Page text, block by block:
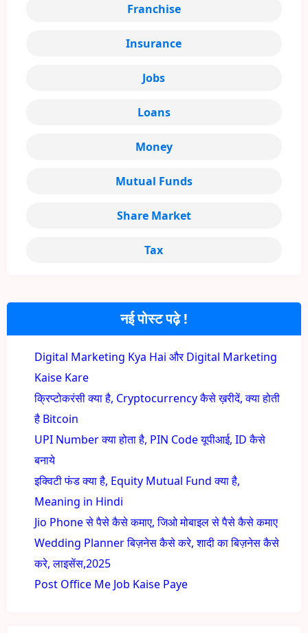
नई पोस्ट पढ़े !
Digital Marketing Kya Hai और Digital Marketing
Kaise Kare
क्रिप्टोकरंसी क्या है, Cryptocurrency कैसे ख़रीदें, क्या होती
है Bitcoin
UPI Number क्या होता है, PIN Code यूपीआई, ID कैसे
बनाये
इक्विटी फंड क्या है, Equity Mutual Fund क्या है,
Meaning in Hindi
Jio Phone से पैसे कैसे कमाए, जिओ मोबाइल से पैसे कैसे कमाए
Wedding Planner बिज़नेस कैसे करे, शादी का बिज़नेस कैसे
करे, लाइसेंस,2025
Post Office Me Job Kaise Paye
Franchise
Insurance
Jobs
Loans
Money
Mutual Funds
Share Market
Tax